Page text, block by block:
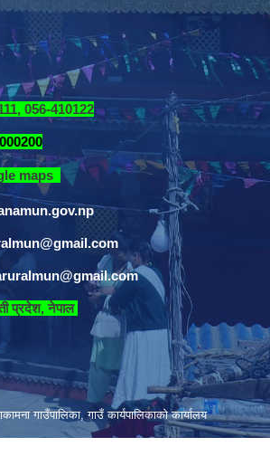
056-410122
maps
​
प्रदेश, नेपाल
गाउँपालिका, गाउँ कार्यपालिकाको कार्यालय